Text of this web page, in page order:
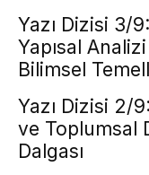
Yazı Dizisi 3/
Yapısal
Bilimsel
Yazı Dizisi 2/
ve Toplumsal
Dalgası